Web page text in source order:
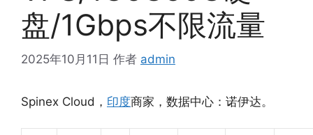
盘/1Gbps不限流量
2025年10月11日 作者 admin
Spinex Cloud， 印度商家，数据中心：诺伊达。